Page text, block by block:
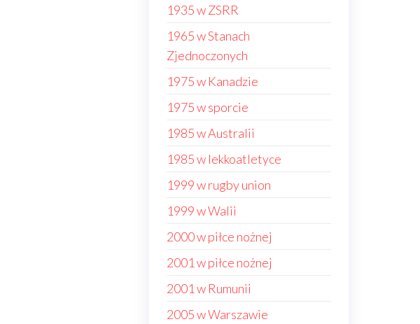
1935 w ZSRR
1965 w Stanach
Zjednoczonych
1975 w Kanadzie
1975 w sporcie
1985 w Australii
1985 w lekkoatletyce
1999 w rugby union
1999 w Walii
2000 w piłce nożnej
2001 w piłce nożnej
2001 w Rumunii
2005 w Warszawie